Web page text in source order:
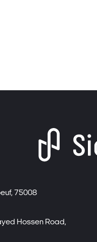
75008
Hossen Road,